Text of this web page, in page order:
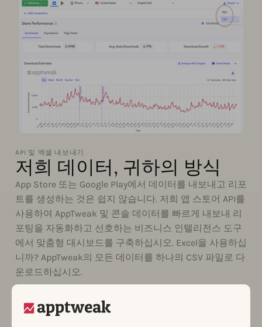
API 및 엑셀 내보내기
저희 데이터, 귀하의 방식
App Store 또는 Google Play에서 데이터를 내보내고 리포
트를 생성하는 것은 쉽지 않습니다. 저희 앱 스토어 API를
사용하여 AppTweak 및 콘솔 데이터를 빠르게 내보내 리
포팅을 자동화하고 선호하는 비즈니스 인텔리전스 도구
에서 맞춤형 대시보드를 구축하십시오. Excel을 사용하십
니까? AppTweak의 모든 데이터를 하나의 CSV 파일로 다
운로드하십시오.